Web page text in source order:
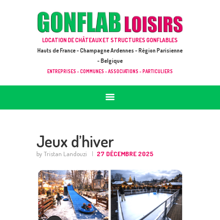
LOCATION DE CHÂTEAUX ET STRUCTURES GONFLABLES
Hauts de France - Champagne Ardennes - Région Parisienne
- Belgique
ENTREPRISES - COMMUNES - ASSOCIATIONS - PARTICULIERS
GONFLAB LOISIRS
ACCUEIL
JEUX À LOUER & PRESTATIONS
CATALOGUE / TARIF
DEMANDE DE DEVIS (SOUS 24H)
Jeux d’hiver
by Tristan Landouzi 27 DÉCEMBRE 2025